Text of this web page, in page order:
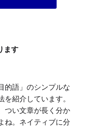
的語」のシンプルな
紹介しています。
つい文章が長く分か
ね。ネイティブに分